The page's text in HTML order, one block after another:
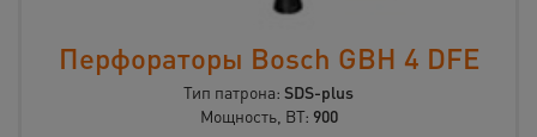
Перфораторы Bosch GBH 4 DFE
Тип патрона: SDS-plus
Мощность, ВТ: 900